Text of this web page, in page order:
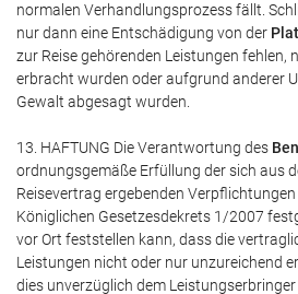
normalen Verhandlungsprozess fällt.
nur dann eine Entschädigung von der
zur Reise gehörenden Leistungen fehlen,
erbracht wurden oder aufgrund anderer
Gewalt abgesagt wurden.
13. HAFTUNG Die Verantwortung des
ordnungsgemäße Erfüllung der sich aus
Reisevertrag ergebenden
Königlichen Gesetzesdekrets 1/2007
vor Ort feststellen kann, dass die
Leistungen nicht oder nur unzureichend
dies unverzüglich dem